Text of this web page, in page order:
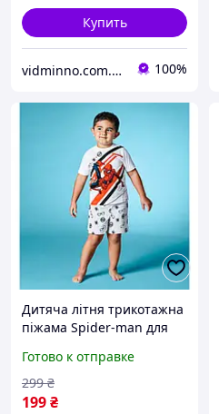
Купить
vidminno.com.ua - відмінний одяг для всієї родини 100%
Дитяча літня трикотажна
піжама Spider-man для
місяців
Готово к отправке
199₴
299 ₴